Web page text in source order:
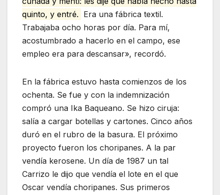
quinto, y entré. Era una fábrica textil.
Trabajaba ocho horas por día. Para mí,
acostumbrado a hacerlo en el campo, ese
empleo era para descansar», recordó.
En la fábrica estuvo hasta comienzos de los
ochenta. Se fue y con la indemnización
compró una Ika Baqueano. Se hizo ciruja:
salía a cargar botellas y cartones. Cinco años
duró en el rubro de la basura. El próximo
proyecto fueron los choripanes. A la par
vendía kerosene. Un día de 1987 un tal
Carrizo le dijo que vendía el lote en el que
Oscar vendía choripanes. Sus primeros